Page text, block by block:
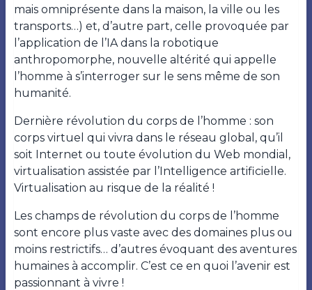
mais omniprésente dans la maison, la ville ou les
transports…) et, d’autre part, celle provoquée par
l’application de l’IA dans la robotique
anthropomorphe, nouvelle altérité qui appelle
l’homme à s’interroger sur le sens même de son
humanité.
Dernière révolution du corps de l’homme : son
corps virtuel qui vivra dans le réseau global, qu’il
soit Internet ou toute évolution du Web mondial,
virtualisation assistée par l’Intelligence artificielle.
Virtualisation au risque de la réalité !
Les champs de révolution du corps de l’homme
sont encore plus vaste avec des domaines plus ou
moins restrictifs… d’autres évoquant des aventures
humaines à accomplir. C’est ce en quoi l’avenir est
passionnant à vivre !